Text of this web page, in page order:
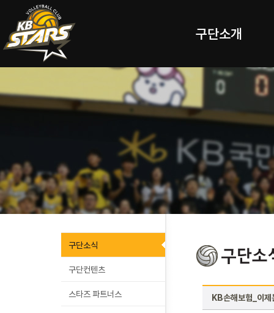
구단소개
구단소식
구단컨텐츠
스타즈 파트너스 KB손해보험_이